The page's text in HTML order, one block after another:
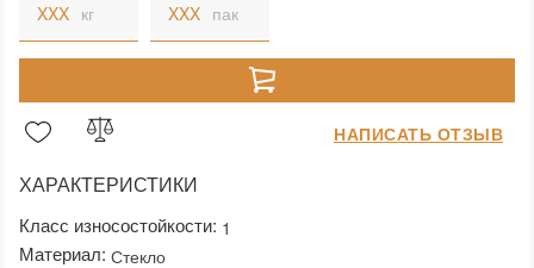
кг пак
ХАРАКТЕРИСТИКИ
Класс износостойкости: 1
Материал: Стекло
НАПИСАТЬ ОТЗЫВ